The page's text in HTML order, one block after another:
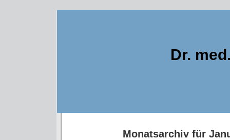
Dr.
Monatsarchiv für